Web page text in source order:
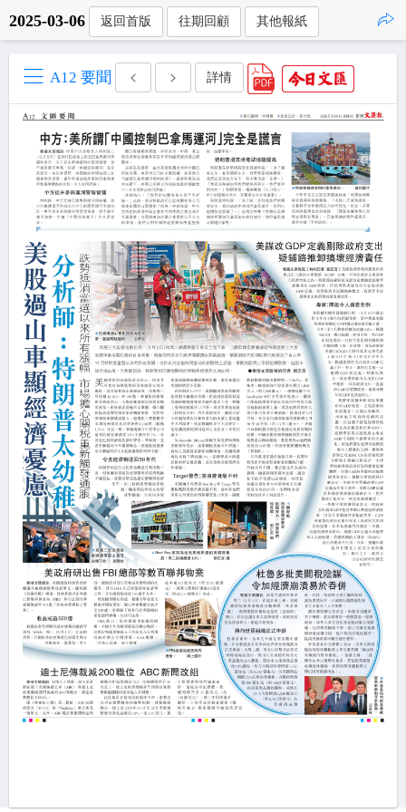
2025-03-06 返回首版 往期回顧 其他報紙
A12 要聞 詳情